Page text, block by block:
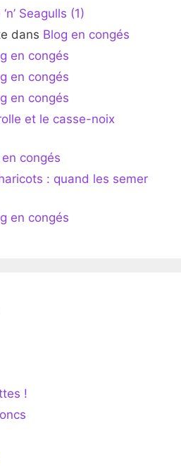
Seagulls (1)
dans Blog en congés
en congés
en congés
en congés
et le casse-noix
en congés
: quand les semer
en congés
!